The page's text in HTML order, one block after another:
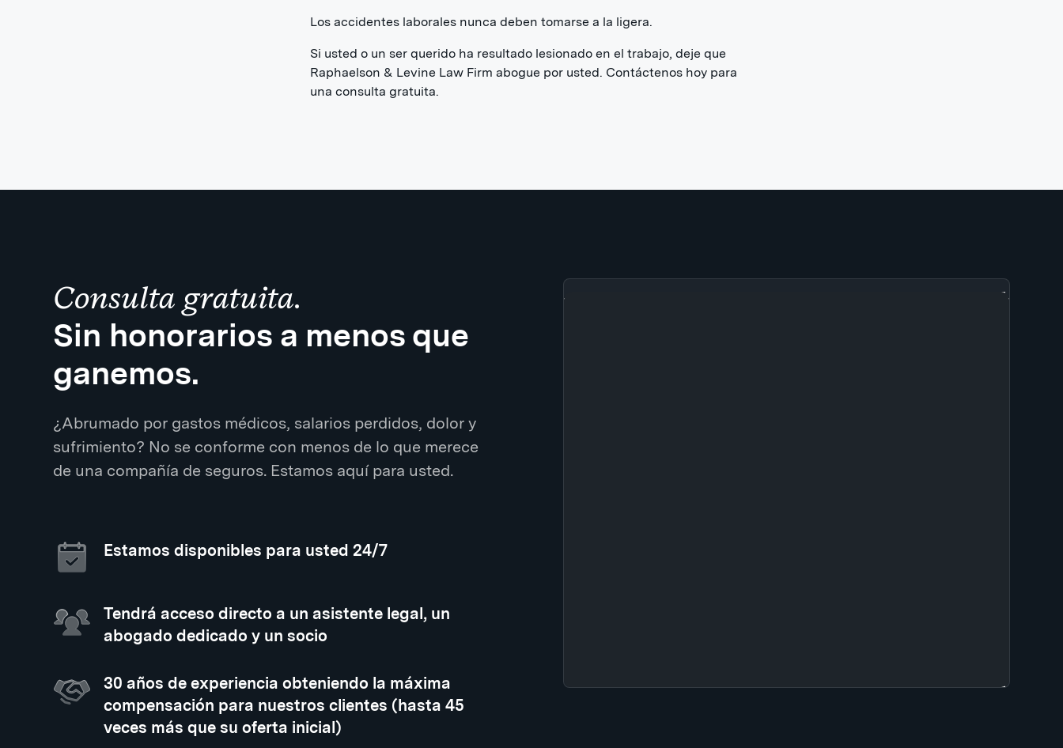
Los accidentes laborales nunca deben tomarse a la ligera.
Si usted o un ser querido ha resultado lesionado en el trabajo, deje que
Raphaelson & Levine Law Firm abogue por usted. Contáctenos hoy para
una consulta gratuita.
Consulta gratuita.
Sin honorarios a menos que
ganemos.
¿Abrumado por gastos médicos, salarios perdidos, dolor y
sufrimiento? No se conforme con menos de lo que merece
de una compañía de seguros. Estamos aquí para usted.
Estamos disponibles para usted 24/7
Tendrá acceso directo a un asistente legal, un
abogado dedicado y un socio
30 años de experiencia obteniendo la máxima
compensación para nuestros clientes (hasta 45
veces más que su oferta inicial)